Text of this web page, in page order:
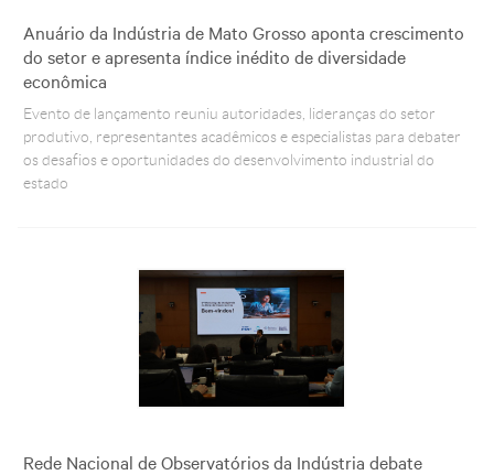
Anuário da Indústria de Mato Grosso aponta crescimento
do setor e apresenta índice inédito de diversidade
econômica
Evento de lançamento reuniu autoridades, lideranças do setor
produtivo, representantes acadêmicos e especialistas para debater
os desafios e oportunidades do desenvolvimento industrial do
estado
Rede Nacional de Observatórios da Indústria debate